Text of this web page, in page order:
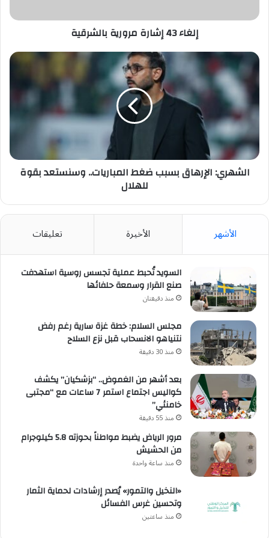
إلغاء 43 إشارة مرورية بالشرقية
الشهري:
الإرهاق
بسبب
ضغط
المباريات..
وسنستعد
بقوة
للهلال
الشهري: الإرهاق بسبب ضغط المباريات.. وسنستعد بقوة
للهلال
الأشهر الأخيرة تعليقات
السويد تُحبط عملية تجسس روسية استهدفت
صنع القرار وسمعة حلفائها
منذ دقيقتان
مجلس السلام: خطة غزة سارية رغم رفض
نتنياهو الانسحاب قبل نزع السلاح
منذ 30 دقيقة
بعد أشهر من الغموض.. “بزشكيان” يكشف
كواليس اجتماع استمر 7 ساعات مع “مجتبى
خامنئي”
منذ 55 دقيقة
مرور الرياض يضبط مواطناً بحوزته 5.8 كيلوجرام
من الحشيش
منذ ساعة واحدة
«النخيل والتمور» يُصدر إرشادات لحماية الثمار
وتحسين غرس الفسائل
منذ ساعتين